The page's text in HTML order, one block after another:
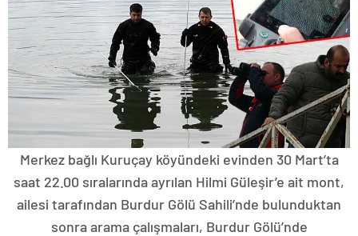
Merkez bağlı Kuruçay köyündeki evinden 30 Mart’ta
saat 22.00 sıralarında ayrılan Hilmi Güleşir’e ait mont,
ailesi tarafından Burdur Gölü Sahili’nde bulunduktan
sonra arama çalışmaları, Burdur Gölü’nde